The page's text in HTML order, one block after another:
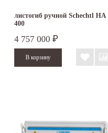
листогиб ручной Schechtl HA
400
4 757 000 ₽